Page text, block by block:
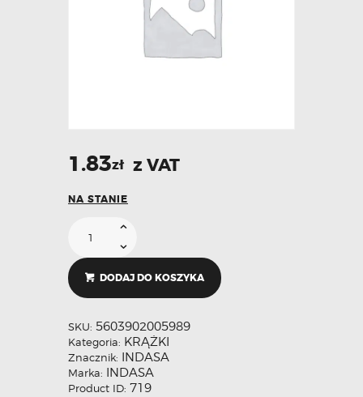
1.83zł z VAT
NA STANIE
DODAJ DO KOSZYKA
SKU: 5603902005989
Kategoria: KRĄŻKI
Znacznik: INDASA
Marka: INDASA
Product ID: 719